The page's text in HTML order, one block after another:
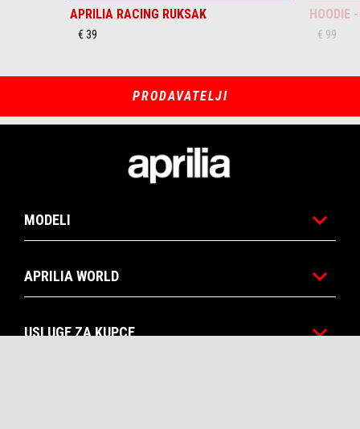
APRILIA RACING RUKSAK
€ 39
HOODIE
€ 99
PRODAVATELJI
MODELI
APRILIA WORLD
USLUGE ZA KUPCE